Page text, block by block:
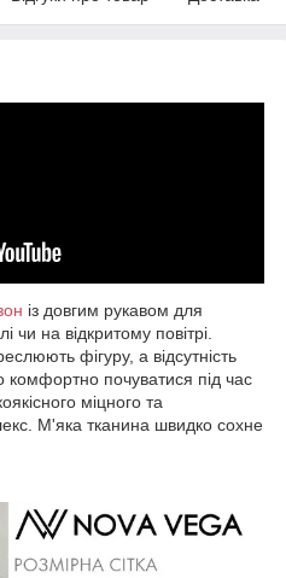
із довгим рукавом для
чи на відкритому повітрі.
фігуру, а відсутність
комфортно почуватися під час
міцного та
М'яка тканина швидко сохне